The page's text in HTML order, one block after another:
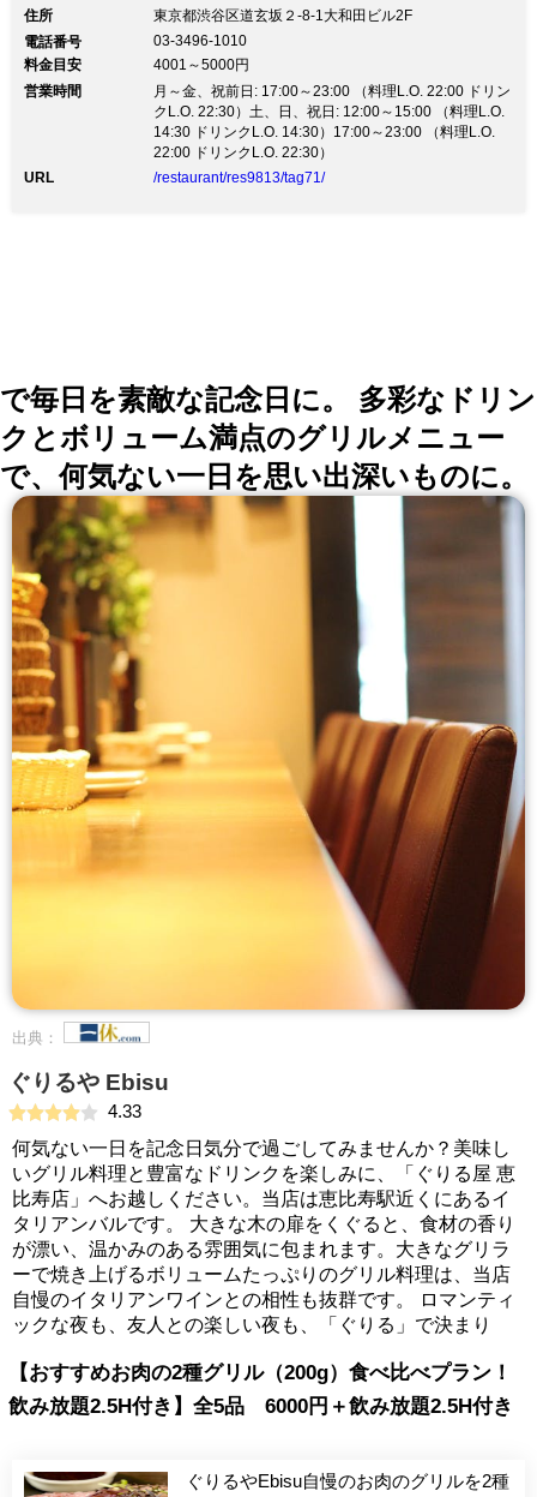
トドリンク】 各種ソフトドリンク飲み
放題付きでございます。 アルコール追
加をご希望のお客様は、お気軽にスタッ
フまでお申し付け下さい。
しました。 ■貸切パーティー 【立食】120～最大240名
スマイク／マイクスタンド／音源接続可能／CD再生／
スピーカー 映像⇒プロジェクター（PC・iPhone接続可
能）／BIGスクリーン／DVD再訂 大人数宴会ならお任
せ下さい！貸切パーティーの際、設備無料でご利用可◎
ウエディング二次会・ディナー・デートにぜひご来店下
さい！
住所
東京都渋谷区道玄坂２-8-1大和田ビル2F
電話番号
03-3496-1010
料金目安
4001～5000円
営業時間
月～金、祝前日: 17:00～23:00 （料理L.O. 22:00 ドリン
クL.O. 22:30）土、日、祝日: 12:00～15:00 （料理L.O.
14:30 ドリンクL.O. 14:30）17:00～23:00 （料理L.O.
22:00 ドリンクL.O. 22:30）
URL
/restaurant/res9813/tag71/
で毎日を素敵な記念日に。 多彩なドリン
クとボリューム満点のグリルメニュー
で、何気ない一日を思い出深いものに。
出典：
ぐりるや Ebisu
4.33
何気ない一日を記念日気分で過ごしてみませんか？美味し
いグリル料理と豊富なドリンクを楽しみに、「ぐりる屋 恵
比寿店」へお越しください。当店は恵比寿駅近くにあるイ
タリアンバルです。 大きな木の扉をくぐると、食材の香り
が漂い、温かみのある雰囲気に包まれます。大きなグリラ
ーで焼き上げるボリュームたっぷりのグリル料理は、当店
自慢のイタリアンワインとの相性も抜群です。 ロマンティ
ックな夜も、友人との楽しい夜も、「ぐりる」で決まり
【おすすめお肉の2種グリル（200g）食べ比べプラン！
飲み放題2.5H付き】全5品 6000円＋飲み放題2.5H付き
ぐりるやEbisu自慢のお肉のグリルを2種